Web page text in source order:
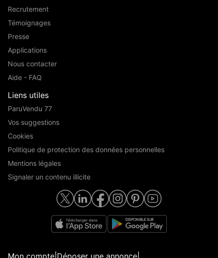
Recrutement
Témoignages
Presse
Applications
Nous contacter
Aide - FAQ
Liens utiles
ParuVendu 77
Vos suggestions
Cookies
Politique de protection des données personnelles
Mentions légales
Signaler un contenu illicite
Mon compte Déposer une annonce